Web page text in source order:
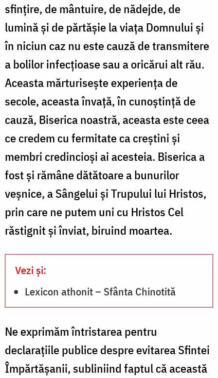
sfințire, de mântuire, de nădejde, de
lumină și de părtășie la viața Domnului și
în niciun caz nu este cauză de transmitere
a bolilor infecțioase sau a oricărui alt rău.
Aceasta mărturisește experiența de
secole, aceasta învață, în cunoştinţă de
cauză, Biserica noastră, aceasta este ceea
ce credem cu fermitate ca creștini și
membri credincioși ai acesteia. Biserica a
fost și rămâne dătătoare a bunurilor
veșnice, a Sângelui și Trupului lui Hristos,
prin care ne putem uni cu Hristos Cel
răstignit și înviat, biruind moartea.
Vezi și:
Lexicon athonit – Sfânta Chinotită
Ne exprimăm întristarea pentru
declarațiile publice despre evitarea Sfintei
Împărtășanii, subliniind faptul că această